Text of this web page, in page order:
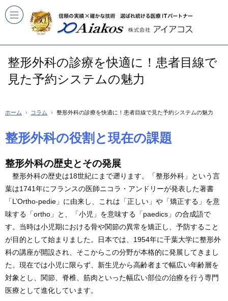
整形外科の診療を快適に！患者目線で
見た予約システムの魅力
ホーム コラム 整形外科の診療を快適に！患者目線で見た予約システムの魅力
整形外科の役割と現在の課題
整形外科の歴史とその発展
整形外科の歴史は18世紀にまで遡ります。「整形外科」という言
葉は1741年にフランスの医師ニコラ・アンドリーが発表した著書
「L’Ortho-pedie」に由来し、これは「正しい」や「矯正する」を意
味する「ortho」と、「小児」を意味する「paedics」の合成語で
す。当時は小児期における骨や関節の異常を矯正し、予防すること
が目的として始まりました。日本では、1954年に千葉大学に整形外
科の講座が開設され、そこからこの分野が本格的に発展してきまし
た。現在では小児に限らず、新生児から高齢者まで幅広い年齢層を
対象とし、関節、脊椎、筋肉といった幅広い部位の治療を行う専門
医療として進化しています。